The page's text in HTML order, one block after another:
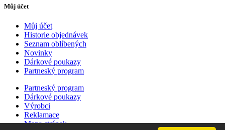
Můj účet
Můj účet
Historie objednávek
Seznam oblíbených
Novinky
Dárkové poukazy
Partneský program
Partneský program
Dárkové poukazy
Výrobci
Reklamace
Mapa stránek